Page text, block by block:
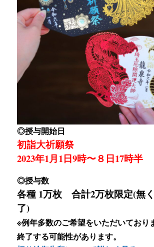
◎授与開始日
初詣大祈願祭
2023年1月1日9時〜８日17時半
◎授与数
各種 1万枚 合計2万枚限定(無
了)
※例年多数のご希望をいただいており
終了する可能性があります。